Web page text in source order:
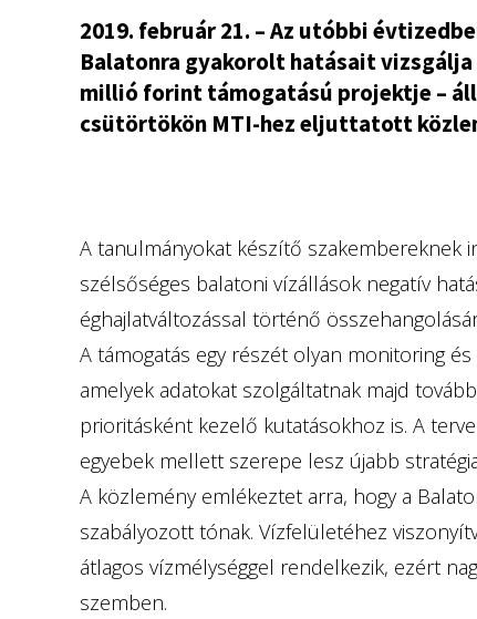
2019. február 21. – Az utóbbi
Balatonra gyakorolt hatásait vizsgálja
millió forint támogatású projektje – áll
csütörtökön MTI-hez eljuttatott
A tanulmányokat készítő szakembereknek
szélsőséges balatoni vízállások negatív
éghajlatváltozással történő
A támogatás egy részét olyan monitoring
amelyek adatokat szolgáltatnak majd
prioritásként kezelő kutatásokhoz is. A
egyebek mellett szerepe lesz újabb
A közlemény emlékeztet arra, hogy a
szabályozott tónak. Vízfelületéhez
átlagos vízmélységgel rendelkezik, ezért
szemben.